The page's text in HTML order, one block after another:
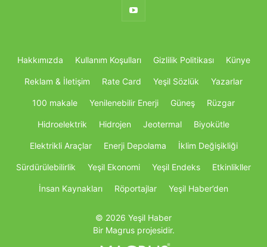
Hakkımızda Kullanım Koşulları Gizlilik Politikası Künye
Reklam & İletişim Rate Card Yeşil Sözlük Yazarlar
100 makale Yenilenebilir Enerji Güneş Rüzgar
Hidroelektrik Hidrojen Jeotermal Biyokütle
Elektrikli Araçlar Enerji Depolama İklim Değişikliği
Sürdürülebilirlik Yeşil Ekonomi Yeşil Endeks Etkinlikller
İnsan Kaynakları Röportajlar Yeşil Haber’den
© 2026 Yeşil Haber
Bir Magrus projesidir.